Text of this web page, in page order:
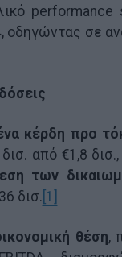
οδηγώντας σε
κέρδη προ
από €1,8
των
δισ. [1]
θέση,